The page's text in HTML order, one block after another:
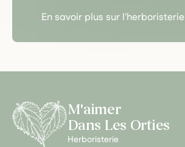
En savoir plus sur l'herboristerie
M'aimer
Dans Les Orties
Herboristerie